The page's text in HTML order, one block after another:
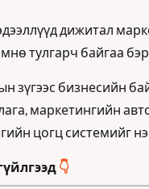
дижитал
тулгарч байгаа
зүгээс бизнесийн
маркетингийн
цогц системийг
👇